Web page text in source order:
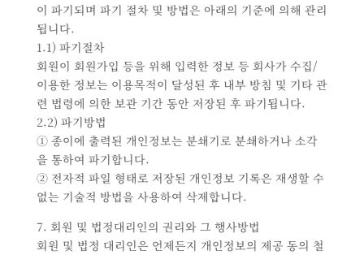
이 파기되며 파기 절차 및 방법은 아래의 기준에 의해 관리
됩니다.
1.1) 파기절차
회원이 회원가입 등을 위해 입력한 정보 등 회사가 수집/
이용한 정보는 이용목적이 달성된 후 내부 방침 및 기타 관
련 법령에 의한 보관 기간 동안 저장된 후 파기됩니다.
2.2) 파기방법
① 종이에 출력된 개인정보는 분쇄기로 분쇄하거나 소각
을 통하여 파기합니다.
② 전자적 파일 형태로 저장된 개인정보 기록은 재생할 수
없는 기술적 방법을 사용하여 삭제합니다.
7. 회원 및 법정대리인의 권리와 그 행사방법
회원 및 법정 대리인은 언제든지 개인정보의 제공 동의 철